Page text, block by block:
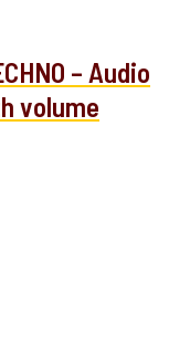
– Audio
volume